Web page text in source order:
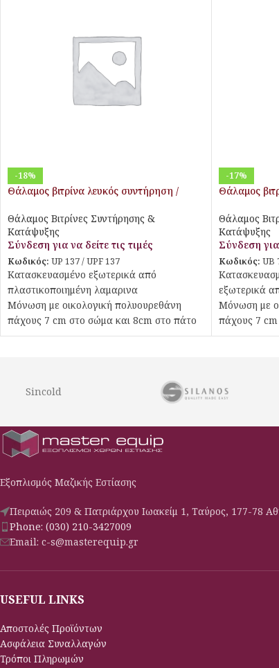
-18%
Θάλαμος βιτρίνα λευκός συντήρηση /
Θάλαμος Βιτρίνες Συντήρησης &
Κατάψυξης
Σύνδεση για να δείτε τις τιμές
Κωδικός: UP 137 / UPF 137
Κατασκευασμένο εξωτερικά από
πλαστικοποιημένη λαμαρινα
Μόνωση με οικολογική πολυουρεθάνη
πάχους 7 cm στο σώμα και 8cm στο πάτο
Εσωτερικός πάτος από ανοξείδοτο χάλυβα
τζάμια θερμαινόμενα στη κατάψυξη
Σχάρες πλαστικοποιημένες ρυθμιζόμενες
Ρόδες και ποδαρικά
Τερματικός διακόπτης που σταματάει την
λειτουργία του στοιχείου με το άνοιγμα
Φρέον οικολογικό
της ψύξης
-17%
Θάλαμος
Θάλαμος
Κατάψυξης
Σύνδεση για
Κωδικός: UB
εξωτερικά
Μόνωση με
πάχους 7
Πάτος με
καθ’ ύψος
Πόδια
της ψύξης
Sincold
Εξοπλισμός Μαζικής Εστίασης
Πειραιώς 209 & Πατριάρχου Ιωακείμ 1, Ταύρος, 177-78
Phone: (030) 210-3427009
Email: c-s@masterequip.gr
USEFUL LINKS
Αποστολές Προϊόντων
Ασφάλεια Συναλλαγών
Τρόποι Πληρωμών